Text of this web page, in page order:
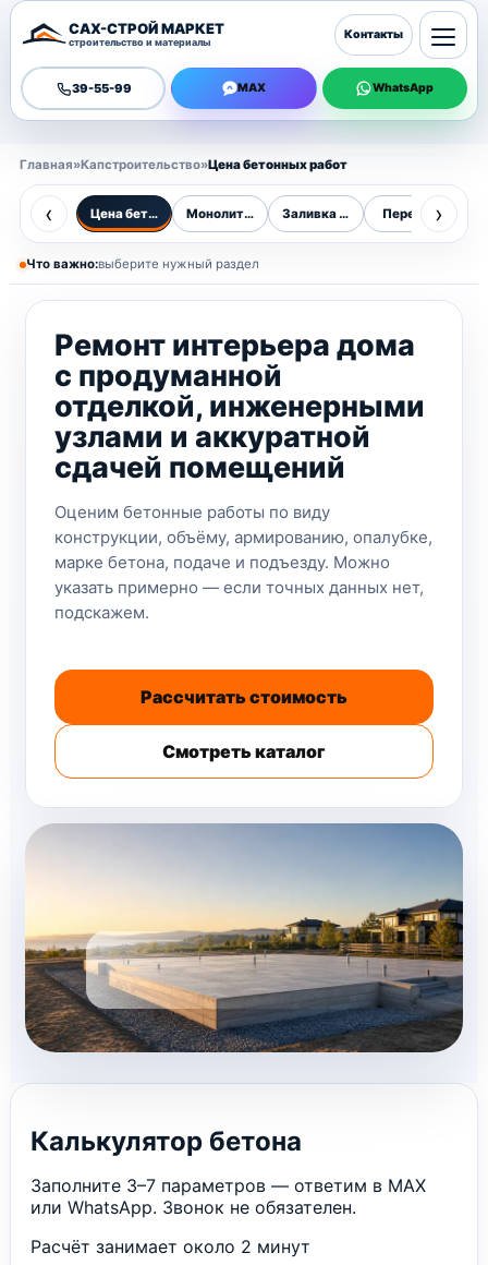
САХ-СТРОЙ МАРКЕТ
строительство и материалы
39-55-99 MAX WhatsApp
Контакты
Главная»Капстроительство»Цена бетонных работ
‹ Цена бетонных работМонолитные работыЗаливка бетонаПерекрытия
›
Что важно:выберите нужный раздел
Ремонт интерьера дома
с продуманной
отделкой, инженерными
узлами и аккуратной
сдачей помещений
Оценим бетонные работы по виду
конструкции, объёму, армированию, опалубке,
марке бетона, подаче и подъезду. Можно
указать примерно — если точных данных нет,
подскажем.
Рассчитать стоимость
Смотреть каталог
Калькулятор бетона
Заполните 3–7 параметров — ответим в MAX
или WhatsApp. Звонок не обязателен.
Расчёт занимает около 2 минут